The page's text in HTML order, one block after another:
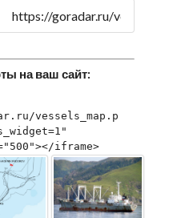
на ваш сайт:
vessels_map.p
iframe>